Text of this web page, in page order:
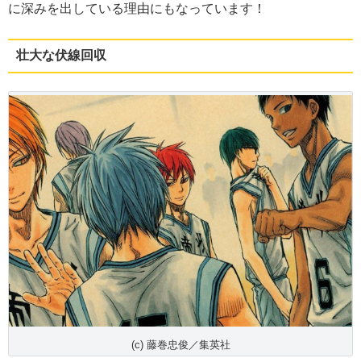
に深みを出している理由にもなっています！
壮大な伏線回収
(c) 藤巻忠俊／集英社